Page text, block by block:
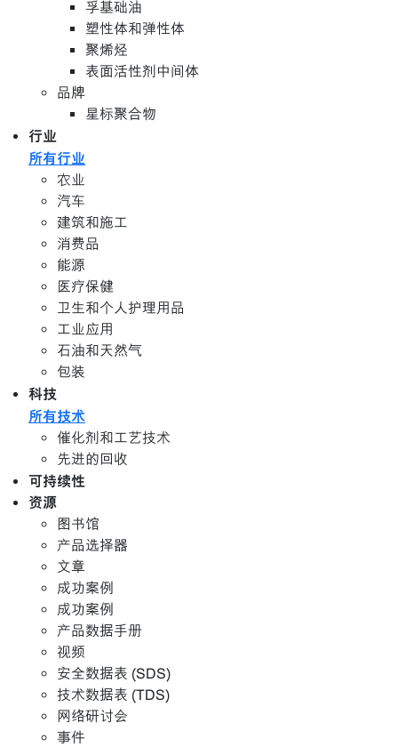
孚基础油
塑性体和弹性体
聚烯烃
表面活性剂中间体
品牌
星标聚合物
行业
所有行业
农业
汽车
建筑和施工
消费品
能源
医疗保健
卫生和个人护理用品
工业应用
石油和天然气
包装
科技
所有技术
催化剂和工艺技术
先进的回收
可持续性
资源
图书馆
产品选择器
文章
成功案例
成功案例
产品数据手册
视频
安全数据表 (SDS)
技术数据表 (TDS)
网络研讨会
事件